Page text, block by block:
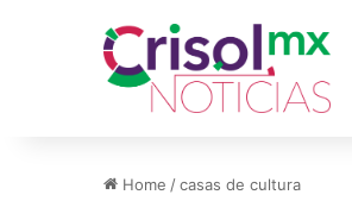
Home /casas de cultura